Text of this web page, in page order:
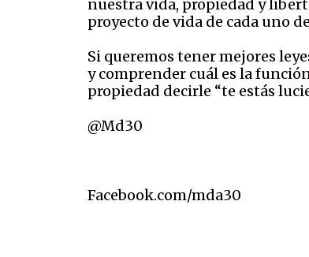
nuestra vida, propiedad y
proyecto de vida de cada uno
Si queremos tener mejores
y comprender cuál es la
propiedad decirle “te estás
@Md30
Facebook.com/mda30